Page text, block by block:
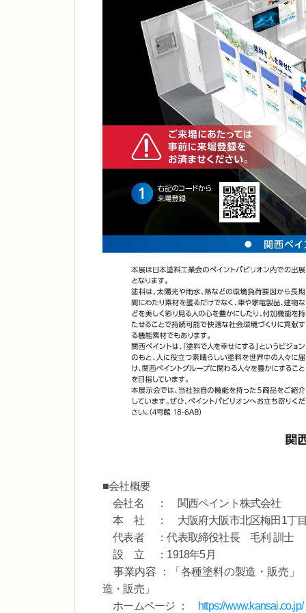
■会社概要
会社名 ： 関西ペイント株式会社
本 社 ： 大阪府大阪市北区梅田1丁目
代表者 ：代表取締役社長 毛利 訓士
設 立 ：1918年5月
事業内容 ：「各種塗料の製造・販売」
造・販売」
ホームページ ：
https://www.kansai.co.jp/